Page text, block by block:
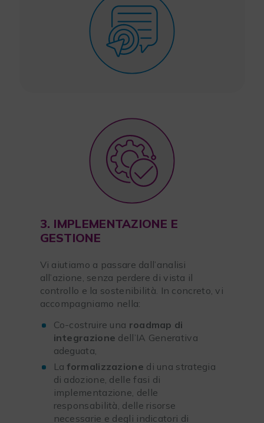
3. IMPLEMENTAZIONE E
GESTIONE
Vi aiutiamo a passare dall’analisi
all’azione, senza perdere di vista il
controllo e la sostenibilità. In concreto, vi
accompagniamo nella:
Co-costruire una roadmap di
integrazione dell’IA Generativa
adeguata,
La formalizzazione di una strategia
di adozione, delle fasi di
implementazione, delle
responsabilità, delle risorse
necessarie e degli indicatori di